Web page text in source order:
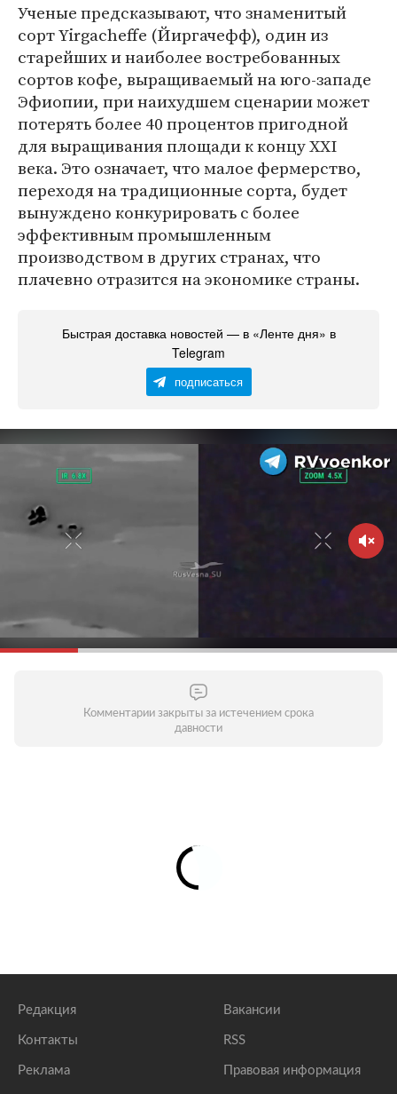
Ученые предсказывают, что знаменитый
сорт Yirgacheffe (Йиргачефф), один из
старейших и наиболее востребованных
сортов кофе, выращиваемый на юго-западе
Эфиопии, при наихудшем сценарии может
потерять более 40 процентов пригодной
для выращивания площади к концу XXI
века. Это означает, что малое фермерство,
переходя на традиционные сорта, будет
вынуждено конкурировать с более
эффективным промышленным
производством в других странах, что
плачевно отразится на экономике страны.
Быстрая доставка новостей — в «Ленте дня» в
Telegram
подписаться
Комментарии закрыты за истечением срока
давности
Редакция
Контакты
Реклама
Вакансии
RSS
Правовая информация